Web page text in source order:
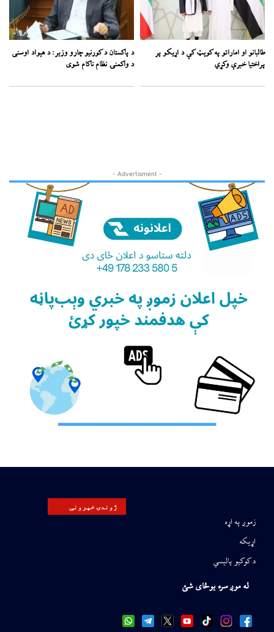
طالبانو او اماراتو په کوېټ کې د اړیکو پر
پراختیا خبرې وکړي
د پاکستان د کورنیو چارو وزیر: د هېواد اوسنی
د واکمنۍ نظام ناکام شوی
- Advertisment -
ژوندۍ خپرونې
زموږ په اړه
اړیکه
د کوکیو پالیسي
له موږ سره یوځای شئ